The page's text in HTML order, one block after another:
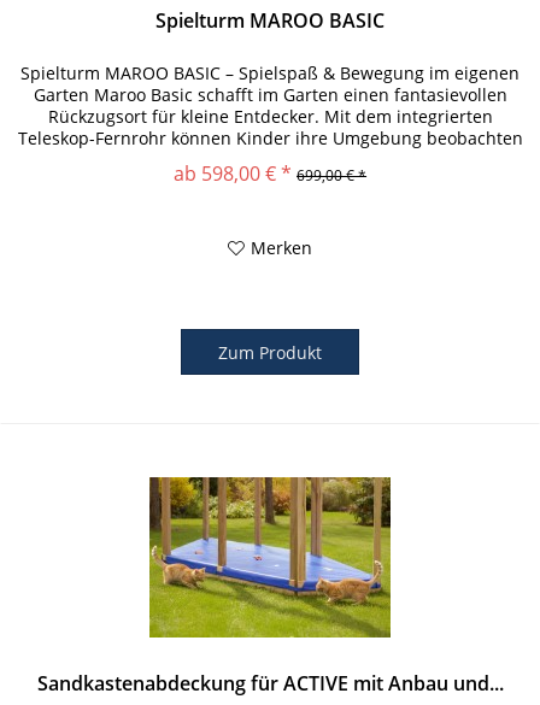
Spielturm MAROO BASIC
Spielturm MAROO BASIC – Spielspaß & Bewegung im eigenen
Garten Maroo Basic schafft im Garten einen fantasievollen
Rückzugsort für kleine Entdecker. Mit dem integrierten
Teleskop-Fernrohr können Kinder ihre Umgebung beobachten
und neue...
ab 598,00 € * 699,00 € *
Merken
Zum Produkt
Sandkastenabdeckung für ACTIVE mit Anbau und...